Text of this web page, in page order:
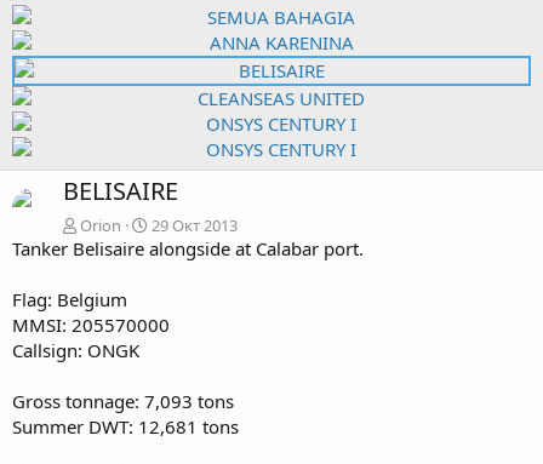
BELISAIRE
Orion 29 Окт 2013
Tanker Belisaire alongside at Calabar port.
Flag: Belgium
MMSI: 205570000
Callsign: ONGK
Gross tonnage: 7,093 tons
Summer DWT: 12,681 tons